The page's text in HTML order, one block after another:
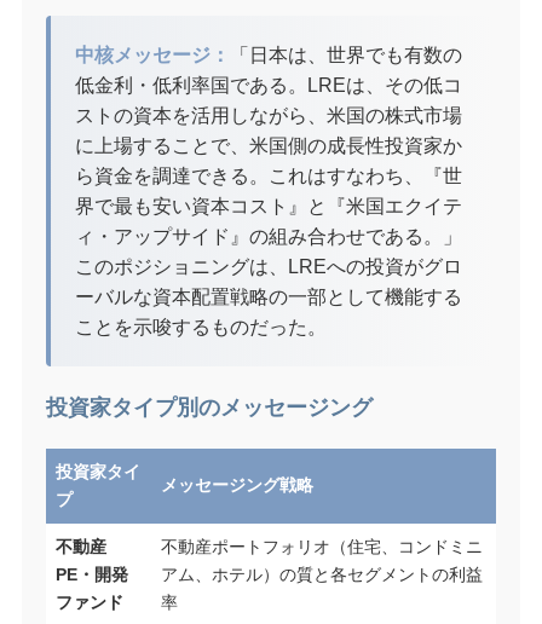
中核メッセージ：
「日本は、世界でも有数の
低金利・低利率国である。LREは、その低コ
ストの資本を活用しながら、米国の株式市場
に上場することで、米国側の成長性投資家か
ら資金を調達できる。これはすなわち、『世
界で最も安い資本コスト』と『米国エクイテ
ィ・アップサイド』の組み合わせである。」
このポジショニングは、LREへの投資がグロ
ーバルな資本配置戦略の一部として機能する
ことを示唆するものだった。
投資家タイプ別のメッセージング
投資家タイ
プ
メッセージング戦略
不動産
PE・開発
ファンド
不動産ポートフォリオ（住宅、コンドミニ
アム、ホテル）の質と各セグメントの利益
率